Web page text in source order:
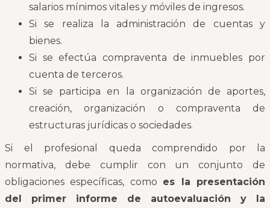
salarios mínimos vitales y móviles de ingresos.
Si se realiza la administración de cuentas y
bienes.
Si se efectúa compraventa de inmuebles por
cuenta de terceros.
Si se participa en la organización de aportes,
creación, organización o compraventa de
estructuras jurídicas o sociedades.
Si el profesional queda comprendido por la
normativa, debe cumplir con un conjunto de
obligaciones específicas, como es la presentación
del primer informe de autoevaluación y la